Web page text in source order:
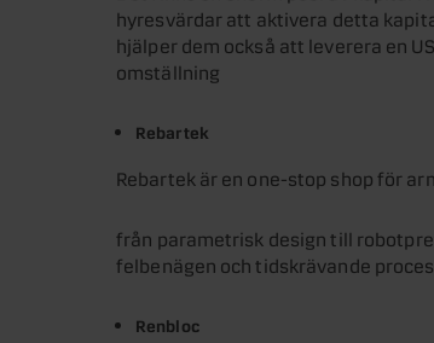
hyresvärdar att aktivera detta
hjälper dem också att leverera en
omställning
Rebartek
Rebartek är en one-stop shop för
från parametrisk design till
felbenägen och tidskrävande
Renbloc